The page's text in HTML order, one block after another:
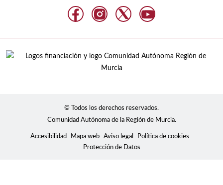
© Todos los derechos reservados.
Comunidad Autónoma de la Región de Murcia.
Accesibilidad Mapa web Aviso legal
Política de cookies
Protección de Datos